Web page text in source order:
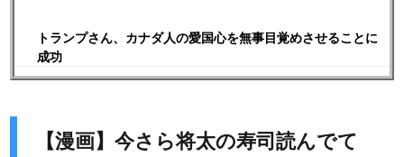
トランプさん、カナダ人の愛国心を無事目覚めさせることに
成功
【漫画】今さら将太の寿司読んでて